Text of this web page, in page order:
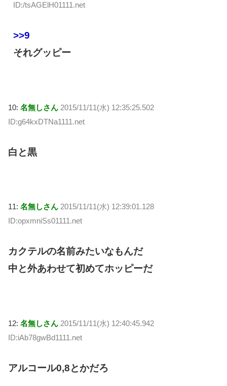
ID:/tsAGElH01111.net
>>9
それグッピー
10: 名無しさん 2015/11/11(水) 12:35:25.502
ID:g64kxDTNa1111.net
白と黒
11: 名無しさん 2015/11/11(水) 12:39:01.128
ID:opxmniSs01111.net
カクテルの名前みたいなもんだ
中と外あわせて初めてホッピーだ
12: 名無しさん 2015/11/11(水) 12:40:45.942
ID:iAb78gwBd1111.net
アルコール0,8とかだろ